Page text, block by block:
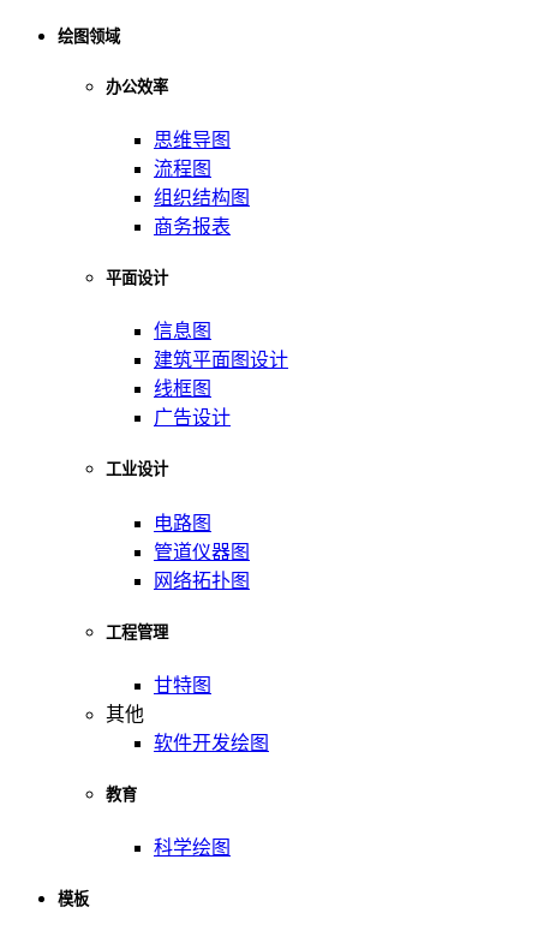
绘图领域
办公效率
思维导图
流程图
组织结构图
商务报表
平面设计
信息图
建筑平面图设计
线框图
广告设计
工业设计
电路图
管道仪器图
网络拓扑图
工程管理
甘特图
其他
软件开发绘图
教育
科学绘图
模板